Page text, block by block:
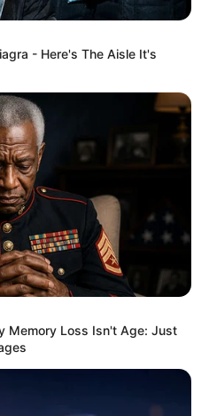
- Here's The Aisle It's
Memory Loss Isn't Age: Just